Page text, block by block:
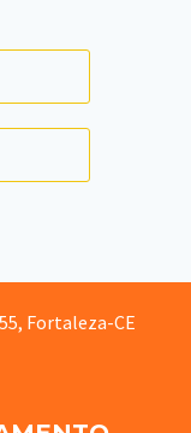
Fortaleza-CE